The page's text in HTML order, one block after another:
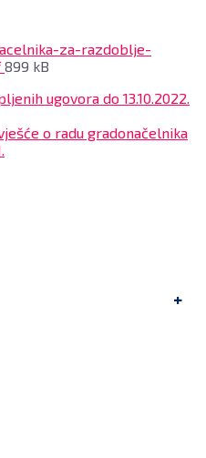
za-razdoblje-
File
899 kB
ugovora do 13.10.2022.
o radu gradonačelnika